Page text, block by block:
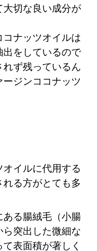
切な良い成分が
ナッツオイルは
をしているので
ず残っているん
ジンココナッツ
イルに代用する
る方がとても多
ある腸絨毛（小腸
突出した微細な
表面積が著しく